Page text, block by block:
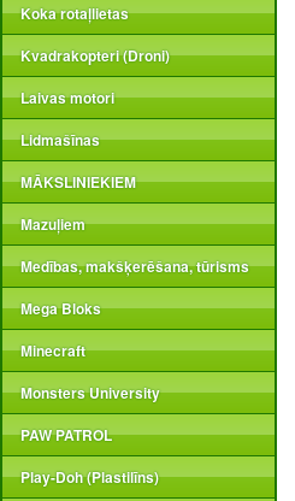
Koka rotaļlietas
Kvadrakopteri (Droni)
Laivas motori
Lidmašīnas
MĀKSLINIEKIEM
Mazuļiem
Medības, makšķerēšana, tūrisms
Mega Bloks
Minecraft
Monsters University
PAW PATROL
Play-Doh (Plastilīns)